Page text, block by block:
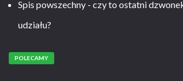
Spis powszechny - czy to ostatni
udziału?
POLECAMY